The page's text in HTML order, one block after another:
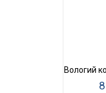
Вологий